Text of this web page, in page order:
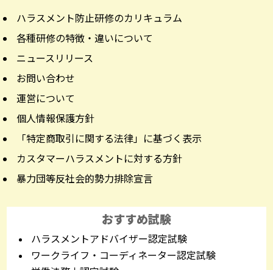
ハラスメント防止研修のカリキュラム
各種研修の特徴・違いについて
ニュースリリース
お問い合わせ
運営について
個人情報保護方針
「特定商取引に関する法律」に基づく表示
カスタマーハラスメントに対する方針
暴力団等反社会的勢力排除宣言
おすすめ試験
ハラスメントアドバイザー認定試験
ワークライフ・コーディネーター認定試験